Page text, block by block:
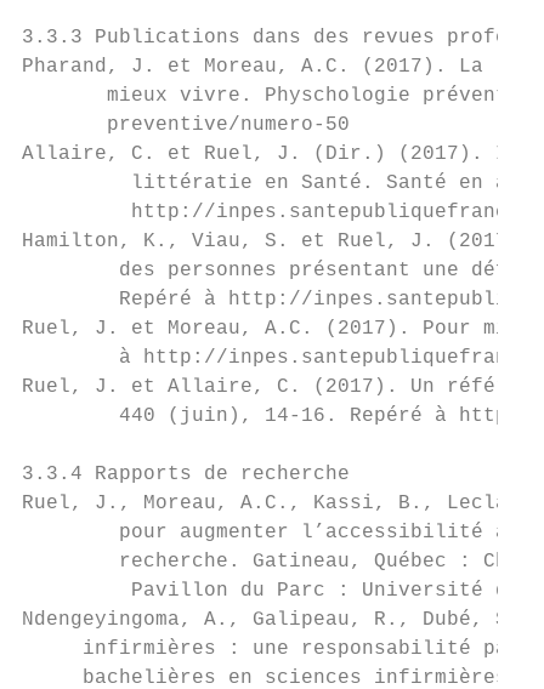
3.3.3 Publications dans des revues
Pharand, J. et Moreau, A.C. (2017). La
mieux vivre. Physchologie
       preventive/numero-50
Allaire, C. et Ruel, J. (Dir.) (2017).
littératie en Santé. Santé en
http://
Hamilton, K., Viau, S. et Ruel, J. (2017).
des personnes présentant une
Repéré à http://
Ruel, J. et Moreau, A.C. (2017). Pour
à http://
Ruel, J. et Allaire, C. (2017). Un
440 (juin), 14-16. Repéré à
3.3.4 Rapports de recherche
Ruel, J., Moreau, A.C., Kassi, B., Leclair
pour augmenter l’accessibilité à
recherche. Gatineau, Québec :
Pavillon du Parc : Université du
Ndengeyingoma, A., Galipeau, R., Dubé,
infirmières : une responsabilité
bachelières en sciences infirmières.